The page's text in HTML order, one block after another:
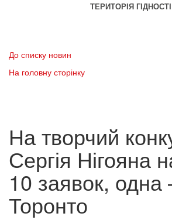
ТЕРИТОРІЯ
До списку новин
На головну сторінку
На творчий
Сергія Нігояна
10 заявок, одна
Торонто